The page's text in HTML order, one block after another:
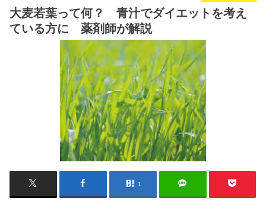
大麦若葉って何？ 青汁でダイエットを考え
ている方に 薬剤師が解説
1